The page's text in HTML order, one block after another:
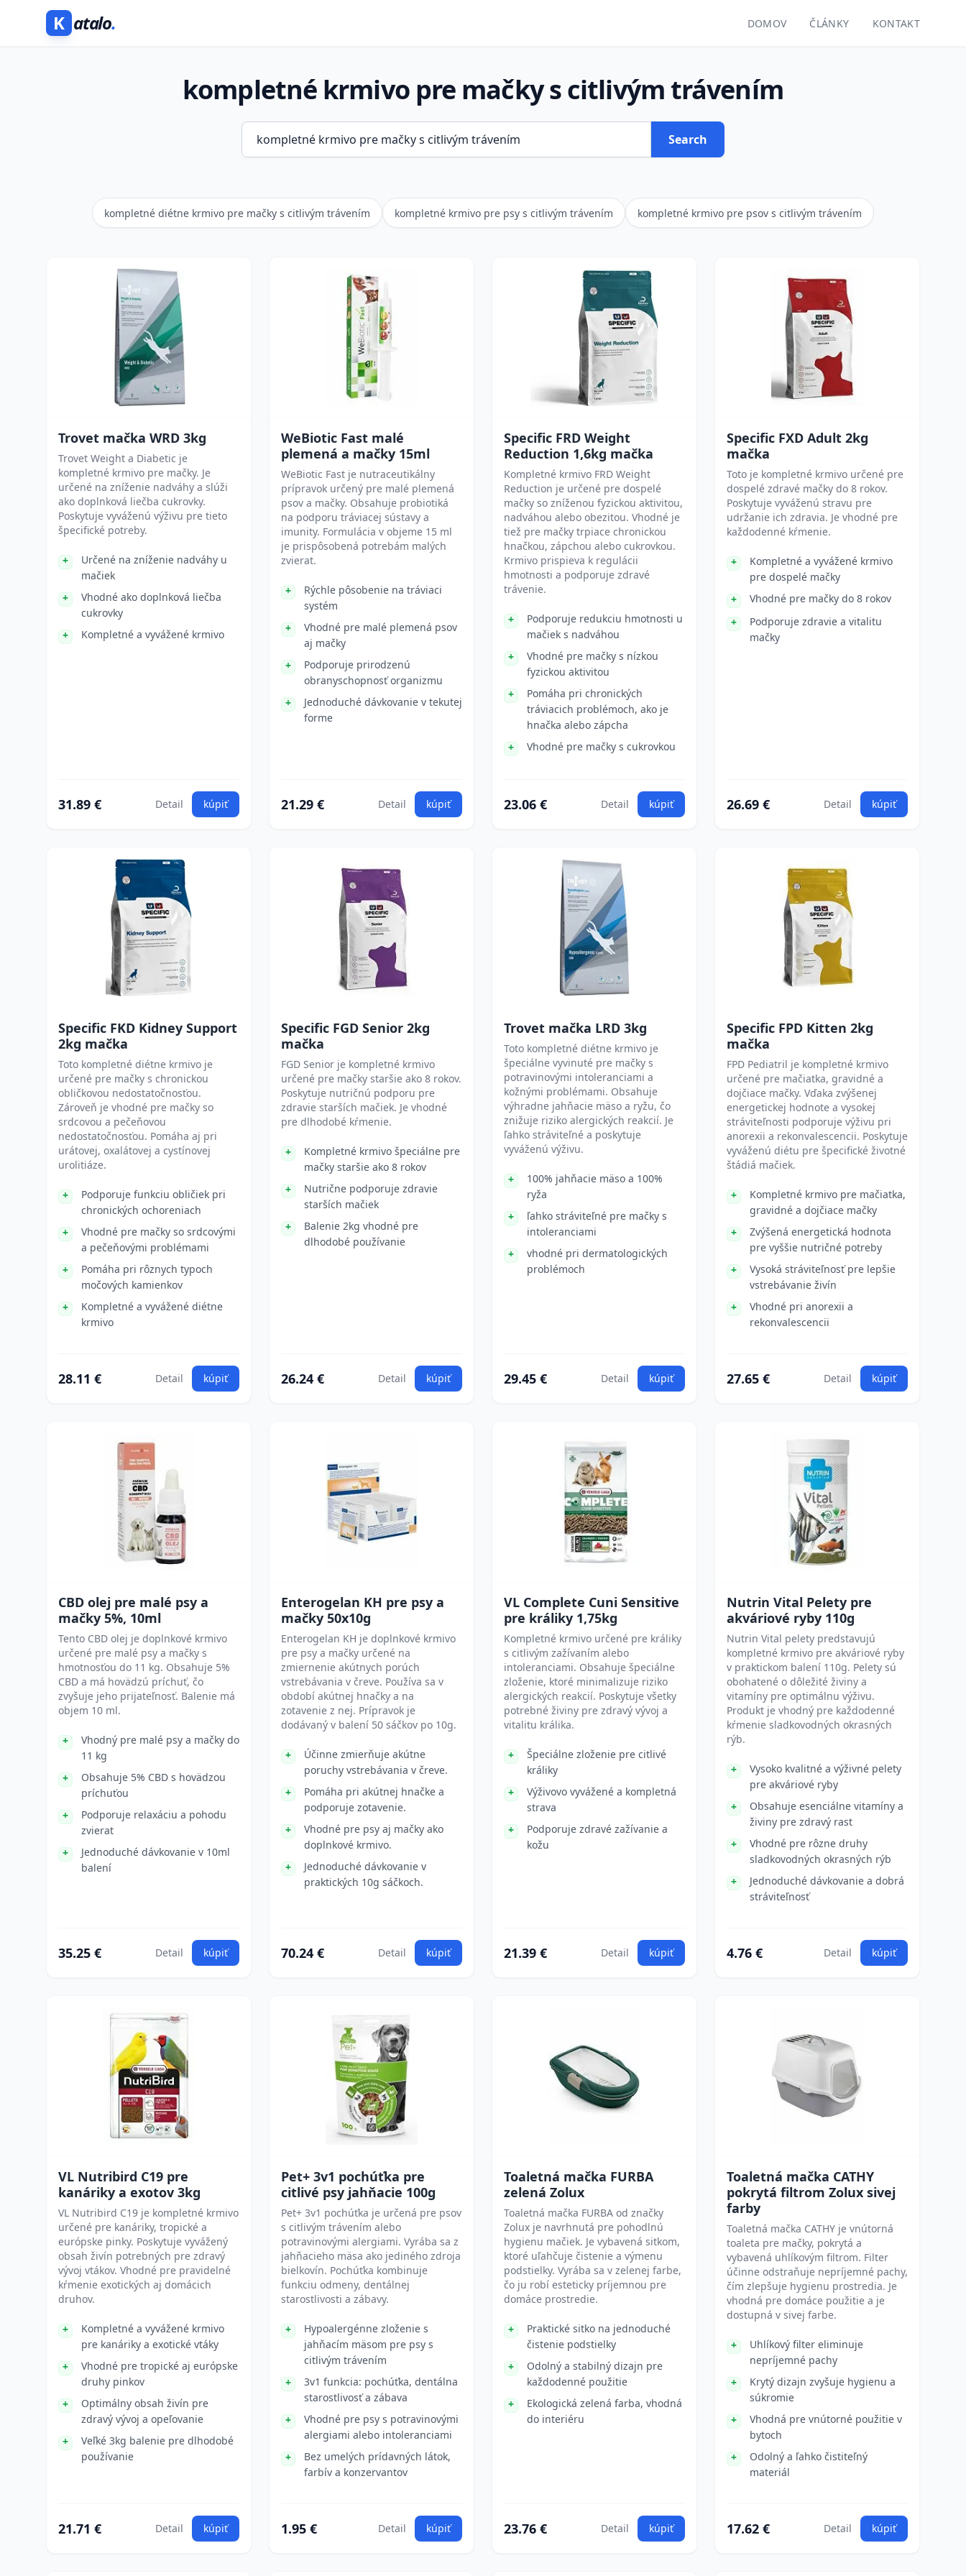
K atalo. DOMOV ČLÁNKY KONTAKT
kompletné krmivo pre mačky s citlivým trávením
Search
kompletné diétne krmivo pre mačky s citlivým trávením kompletné krmivo pre psy s citlivým trávením kompletné krmivo pre psov s citlivým trávením
Trovet mačka WRD 3kg
Trovet Weight a Diabetic je
kompletné krmivo pre mačky. Je
určené na zníženie nadváhy a slúži
ako doplnková liečba cukrovky.
Poskytuje vyváženú výživu pre tieto
špecifické potreby.
Určené na zníženie nadváhy u
mačiek
Vhodné ako doplnková liečba
cukrovky
Kompletné a vyvážené krmivo
31.89 € Detail kúpiť
WeBiotic Fast malé
plemená a mačky 15ml
WeBiotic Fast je nutraceutikálny
prípravok určený pre malé plemená
psov a mačky. Obsahuje probiotiká
na podporu tráviacej sústavy a
imunity. Formulácia v objeme 15 ml
je prispôsobená potrebám malých
zvierat.
Rýchle pôsobenie na tráviaci
systém
Vhodné pre malé plemená psov
aj mačky
Podporuje prirodzenú
obranyschopnosť organizmu
Jednoduché dávkovanie v tekutej
forme
21.29 € Detail kúpiť
Specific FRD Weight
Reduction 1,6kg mačka
Kompletné krmivo FRD Weight
Reduction je určené pre dospelé
mačky so zníženou fyzickou aktivitou,
nadváhou alebo obezitou. Vhodné je
tiež pre mačky trpiace chronickou
hnačkou, zápchou alebo cukrovkou.
Krmivo prispieva k regulácii
hmotnosti a podporuje zdravé
trávenie.
Podporuje redukciu hmotnosti u
mačiek s nadváhou
Vhodné pre mačky s nízkou
fyzickou aktivitou
Pomáha pri chronických
tráviacich problémoch, ako je
hnačka alebo zápcha
Vhodné pre mačky s cukrovkou
23.06 € Detail kúpiť
Specific FXD Adult 2kg
mačka
Toto je kompletné krmivo určené pre
dospelé zdravé mačky do 8 rokov.
Poskytuje vyváženú stravu pre
udržanie ich zdravia. Je vhodné pre
každodenné kŕmenie.
Kompletné a vyvážené krmivo
pre dospelé mačky
Vhodné pre mačky do 8 rokov
Podporuje zdravie a vitalitu
mačky
26.69 € Detail kúpiť
Specific FKD Kidney Support
2kg mačka
Toto kompletné diétne krmivo je
určené pre mačky s chronickou
obličkovou nedostatočnosťou.
Zároveň je vhodné pre mačky so
srdcovou a pečeňovou
nedostatočnosťou. Pomáha aj pri
urátovej, oxalátovej a cystínovej
urolitiáze.
Podporuje funkciu obličiek pri
chronických ochoreniach
Vhodné pre mačky so srdcovými
a pečeňovými problémami
Pomáha pri rôznych typoch
močových kamienkov
Kompletné a vyvážené diétne
krmivo
28.11 € Detail kúpiť
Specific FGD Senior 2kg
mačka
FGD Senior je kompletné krmivo
určené pre mačky staršie ako 8 rokov.
Poskytuje nutričnú podporu pre
zdravie starších mačiek. Je vhodné
pre dlhodobé kŕmenie.
Kompletné krmivo špeciálne pre
mačky staršie ako 8 rokov
Nutrične podporuje zdravie
starších mačiek
Balenie 2kg vhodné pre
dlhodobé používanie
26.24 € Detail kúpiť
Trovet mačka LRD 3kg
Toto kompletné diétne krmivo je
špeciálne vyvinuté pre mačky s
potravinovými intoleranciami a
kožnými problémami. Obsahuje
výhradne jahňacie mäso a ryžu, čo
znižuje riziko alergických reakcií. Je
ľahko stráviteľné a poskytuje
vyváženú výživu.
100% jahňacie mäso a 100%
ryža
ľahko stráviteľné pre mačky s
intoleranciami
vhodné pri dermatologických
problémoch
29.45 € Detail kúpiť
Specific FPD Kitten 2kg
mačka
FPD Pediatril je kompletné krmivo
určené pre mačiatka, gravidné a
dojčiace mačky. Vďaka zvýšenej
energetickej hodnote a vysokej
stráviteľnosti podporuje výživu pri
anorexii a rekonvalescencii. Poskytuje
vyváženú diétu pre špecifické životné
štádiá mačiek.
Kompletné krmivo pre mačiatka,
gravidné a dojčiace mačky
Zvýšená energetická hodnota
pre vyššie nutričné potreby
Vysoká stráviteľnosť pre lepšie
vstrebávanie živín
Vhodné pri anorexii a
rekonvalescencii
27.65 € Detail kúpiť
CBD olej pre malé psy a
mačky 5%, 10ml
Tento CBD olej je doplnkové krmivo
určené pre malé psy a mačky s
hmotnosťou do 11 kg. Obsahuje 5%
CBD a má hovädzú príchuť, čo
zvyšuje jeho prijateľnosť. Balenie má
objem 10 ml.
Vhodný pre malé psy a mačky do
11 kg
Obsahuje 5% CBD s hovädzou
príchuťou
Podporuje relaxáciu a pohodu
zvierat
Jednoduché dávkovanie v 10ml
balení
35.25 € Detail kúpiť
Enterogelan KH pre psy a
mačky 50x10g
Enterogelan KH je doplnkové krmivo
pre psy a mačky určené na
zmiernenie akútnych porúch
vstrebávania v čreve. Používa sa v
období akútnej hnačky a na
zotavenie z nej. Prípravok je
dodávaný v balení 50 sáčkov po 10g.
Účinne zmierňuje akútne
poruchy vstrebávania v čreve.
Pomáha pri akútnej hnačke a
podporuje zotavenie.
Vhodné pre psy aj mačky ako
doplnkové krmivo.
Jednoduché dávkovanie v
praktických 10g sáčkoch.
70.24 € Detail kúpiť
VL Complete Cuni Sensitive
pre králiky 1,75kg
Kompletné krmivo určené pre králiky
s citlivým zažívaním alebo
intoleranciami. Obsahuje špeciálne
zloženie, ktoré minimalizuje riziko
alergických reakcií. Poskytuje všetky
potrebné živiny pre zdravý vývoj a
vitalitu králika.
Špeciálne zloženie pre citlivé
králiky
Výživovo vyvážené a kompletná
strava
Podporuje zdravé zažívanie a
kožu
21.39 € Detail kúpiť
Nutrin Vital Pelety pre
akváriové ryby 110g
Nutrin Vital pelety predstavujú
kompletné krmivo pre akváriové ryby
v praktickom balení 110g. Pelety sú
obohatené o dôležité živiny a
vitamíny pre optimálnu výživu.
Produkt je vhodný pre každodenné
kŕmenie sladkovodných okrasných
rýb.
Vysoko kvalitné a výživné pelety
pre akváriové ryby
Obsahuje esenciálne vitamíny a
živiny pre zdravý rast
Vhodné pre rôzne druhy
sladkovodných okrasných rýb
Jednoduché dávkovanie a dobrá
stráviteľnosť
4.76 € Detail kúpiť
VL Nutribird C19 pre
kanáriky a exotov 3kg
VL Nutribird C19 je kompletné krmivo
určené pre kanáriky, tropické a
európske pinky. Poskytuje vyvážený
obsah živín potrebných pre zdravý
vývoj vtákov. Vhodné pre pravidelné
kŕmenie exotických aj domácich
druhov.
Kompletné a vyvážené krmivo
pre kanáriky a exotické vtáky
Vhodné pre tropické aj európske
druhy pinkov
Optimálny obsah živín pre
zdravý vývoj a opeľovanie
Veľké 3kg balenie pre dlhodobé
používanie
21.71 € Detail kúpiť
Pet+ 3v1 pochúťka pre
citlivé psy jahňacie 100g
Pet+ 3v1 pochúťka je určená pre psov
s citlivým trávením alebo
potravinovými alergiami. Vyrába sa z
jahňacieho mäsa ako jediného zdroja
bielkovín. Pochúťka kombinuje
funkciu odmeny, dentálnej
starostlivosti a zábavy.
Hypoalergénne zloženie s
jahňacím mäsom pre psy s
citlivým trávením
3v1 funkcia: pochúťka, dentálna
starostlivosť a zábava
Vhodné pre psy s potravinovými
alergiami alebo intoleranciami
Bez umelých prídavných látok,
farbív a konzervantov
1.95 € Detail kúpiť
Toaletná mačka FURBA
zelená Zolux
Toaletná mačka FURBA od značky
Zolux je navrhnutá pre pohodlnú
hygienu mačiek. Je vybavená sitkom,
ktoré uľahčuje čistenie a výmenu
podstielky. Vyrába sa v zelenej farbe,
čo ju robí esteticky príjemnou pre
domáce prostredie.
Praktické sitko na jednoduché
čistenie podstielky
Odolný a stabilný dizajn pre
každodenné použitie
Ekologická zelená farba, vhodná
do interiéru
23.76 € Detail kúpiť
Toaletná mačka CATHY
pokrytá filtrom Zolux sivej
farby
Toaletná mačka CATHY je vnútorná
toaleta pre mačky, pokrytá a
vybavená uhlíkovým filtrom. Filter
účinne odstraňuje nepríjemné pachy,
čím zlepšuje hygienu prostredia. Je
vhodná pre domáce použitie a je
dostupná v sivej farbe.
Uhlíkový filter eliminuje
nepríjemné pachy
Krytý dizajn zvyšuje hygienu a
súkromie
Vhodná pre vnútorné použitie v
bytoch
Odolný a ľahko čistiteľný
materiál
17.62 € Detail kúpiť